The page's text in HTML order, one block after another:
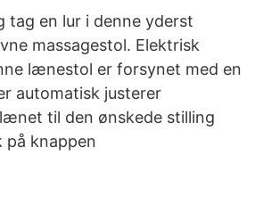
tag en lur i denne yderst
massagestol. Elektrisk
lænestol er forsynet med en
automatisk justerer
til den ønskede stilling
på knappen